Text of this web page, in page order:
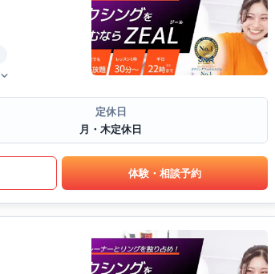
定休日
月・木定休日
体験・相談予約